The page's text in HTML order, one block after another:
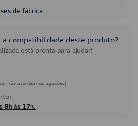
de fábrica
a compatibilidade deste produto?
está pronta para ajudar!
não atendemos ligações)
8h às 17h.